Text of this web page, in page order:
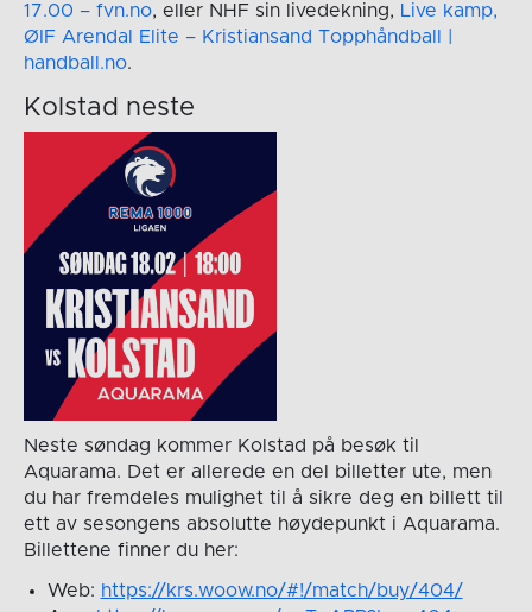
17.00 – fvn.no, eller NHF sin livedekning, Live kamp,
ØIF Arendal Elite – Kristiansand Topphåndball |
handball.no.
Kolstad neste
Neste søndag kommer Kolstad på besøk til
Aquarama. Det er allerede en del billetter ute, men
du har fremdeles mulighet til å sikre deg en billett til
ett av sesongens absolutte høydepunkt i Aquarama.
Billettene finner du her:
Web: https://krs.woow.no/#!/match/buy/404/